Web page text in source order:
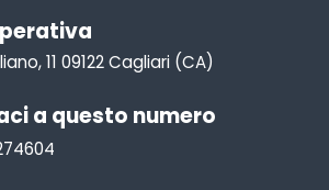
11 09122 Cagliari (CA)
a questo numero